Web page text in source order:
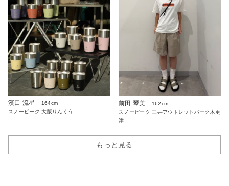
濱口 流星
164cm
スノーピーク 大阪りんくう
前田 琴美
162cm
スノーピーク 三井アウトレットパーク木更
津
もっと見る